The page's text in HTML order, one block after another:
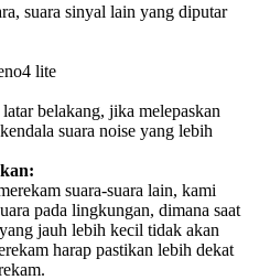
suara sinyal lain yang diputar
lite
belakang, jika melepaskan
suara noise yang lebih
suara-suara lain, kami
pada lingkungan, dimana saat
jauh lebih kecil tidak akan
harap pastikan lebih dekat